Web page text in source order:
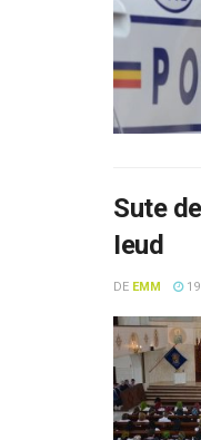
Sute
Ieud
DE EMM 19